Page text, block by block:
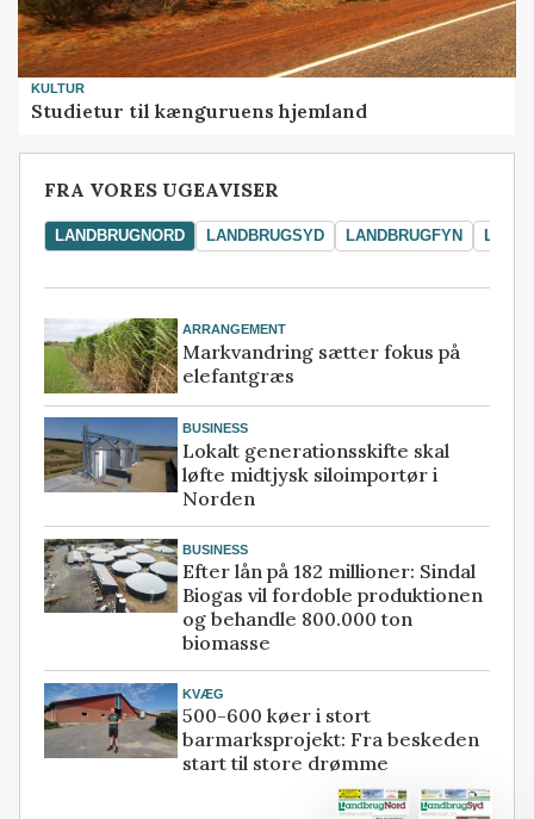
KULTUR
Studietur til kænguruens hjemland
FRA VORES UGEAVISER
LANDBRUGNORD LANDBRUGSYD LANDBRUGFYN
ARRANGEMENT
Markvandring sætter fokus på
elefantgræs
BUSINESS
Lokalt generationsskifte skal
løfte midtjysk siloimportør i
Norden
BUSINESS
Efter lån på 182 millioner: Sindal
Biogas vil fordoble produktionen
og behandle 800.000 ton
biomasse
KVÆG
500-600 køer i stort
barmarksprojekt: Fra beskeden
start til store drømme